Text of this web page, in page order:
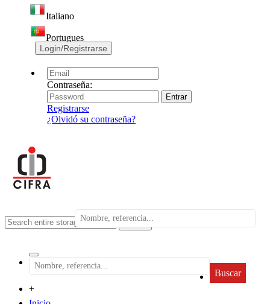
Italiano
Portugues
Login/Registrarse
Contraseña:
Registrarse
¿Olvidó su contraseña?
search
Buscar
+